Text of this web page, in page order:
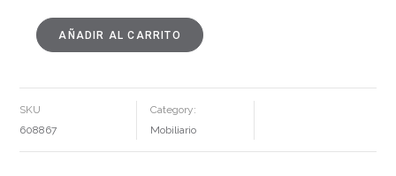
APARADOR
NATURAL-
HIERRO
X
40
X
CM
AÑADIR AL CARRITO
SKU
608867
Category:
Mobiliario